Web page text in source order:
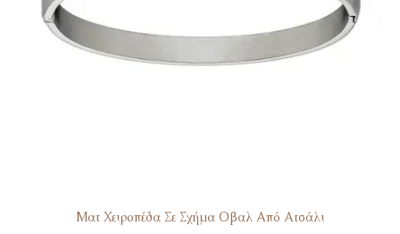
Ματ Χειροπέδα Σε Σχήμα Οβαλ Από Ατσάλι